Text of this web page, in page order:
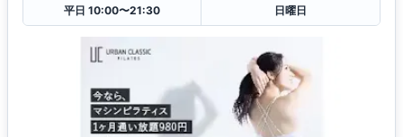
平日 10:00〜21:30
日曜日